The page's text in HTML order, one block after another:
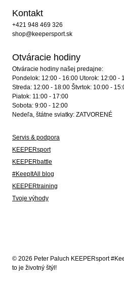
Kontakt
+421 948 469 326
shop@keepersport.sk
Otváracie hodiny
Otváracie hodiny našej predajne:
Pondelok: 12:00 - 16:00 Utorok: 12:00 -
Streda: 12:00 - 18:00 Štvrtok: 10:00 -
Piatok: 11:00 - 17:00
Sobota: 9:00 - 12:00
Nedeľa, štátne sviatky: ZATVORENÉ
Servis & podpora
KEEPERsport
KEEPERbattle
#KeepItAll blog
KEEPERtraining
Tvoje výhody
© 2026 Peter Paluch KEEPERsport
to je životný štýl!